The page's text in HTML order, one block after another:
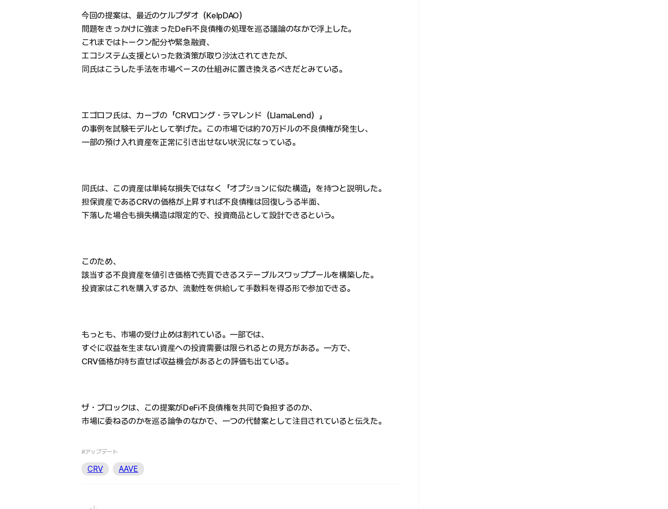
今回の提案は、最近のケルプダオ（KelpDAO）
問題をきっかけに強まったDeFi不良債権の処理を巡る議論のなかで浮上した。
これまではトークン配分や緊急融資、
エコシステム支援といった救済策が取り沙汰されてきたが、
同氏はこうした手法を市場ベースの仕組みに置き換えるべきだとみている。
エゴロフ氏は、カーブの「CRVロング・ラマレンド（LlamaLend）」
の事例を試験モデルとして挙げた。この市場では約70万ドルの不良債権が発生し、
一部の預け入れ資産を正常に引き出せない状況になっている。
同氏は、この資産は単純な損失ではなく「オプションに似た構造」を持つと説明した。
担保資産であるCRVの価格が上昇すれば不良債権は回復しうる半面、
下落した場合も損失構造は限定的で、投資商品として設計できるという。
このため、
該当する不良資産を値引き価格で売買できるステーブルスワッププールを構築した。
投資家はこれを購入するか、流動性を供給して手数料を得る形で参加できる。
もっとも、市場の受け止めは割れている。一部では、
すぐに収益を生まない資産への投資需要は限られるとの見方がある。一方で、
CRV価格が持ち直せば収益機会があるとの評価も出ている。
ザ・ブロックは、この提案がDeFi不良債権を共同で負担するのか、
市場に委ねるのかを巡る論争のなかで、一つの代替案として注目されていると伝えた。
#アップデート
CRV AAVE